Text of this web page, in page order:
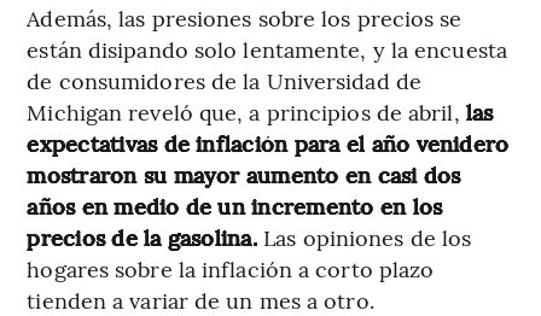
Además, las presiones sobre los precios se
están disipando solo lentamente, y la encuesta
de consumidores de la Universidad de
Michigan reveló que, a principios de abril, las
expectativas de inflación para el año venidero
mostraron su mayor aumento en casi dos
años en medio de un incremento en los
precios de la gasolina. Las opiniones de los
hogares sobre la inflación a corto plazo
tienden a variar de un mes a otro.